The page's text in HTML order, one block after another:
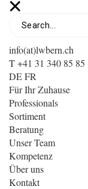
info(at)lwbern.ch
T +41 31 340 85 85
DEFR
Für Ihr Zuhause
Professionals
Sortiment
Beratung
Unser Team
Kompetenz
Über uns
Kontakt